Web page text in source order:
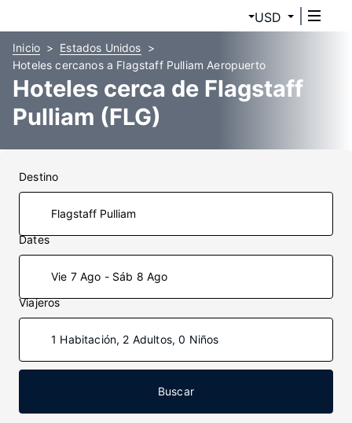
USD
Inicio
Estados Unidos
Hoteles cercanos a Flagstaff Pulliam Aeropuerto
Hoteles cerca de Flagstaff
Pulliam (FLG)
Destino
Dates
Vie 7 Ago - Sáb 8 Ago
Viajeros
1 Habitación, 2 Adultos, 0 Niños
Buscar